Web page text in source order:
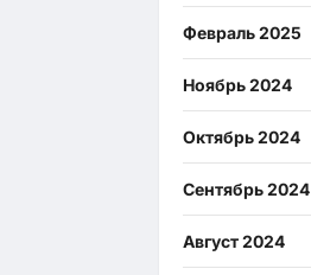
Февраль 2025
Ноябрь 2024
Октябрь 2024
Сентябрь 2024
Август 2024